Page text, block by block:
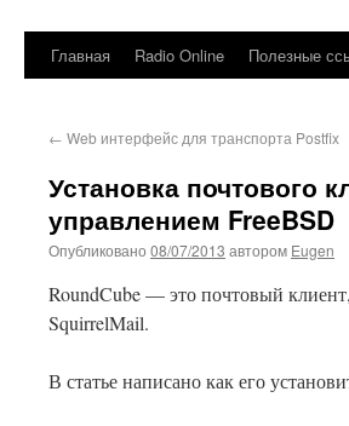
Главная Radio Online Полезные
← Web интерфейс для транспорта Postfix
Установка почтового
управлением FreeBSD
Опубликовано 08/07/2013 автором Eugen
RoundCube — это почтовый
SquirrelMail.
В статье написано как его